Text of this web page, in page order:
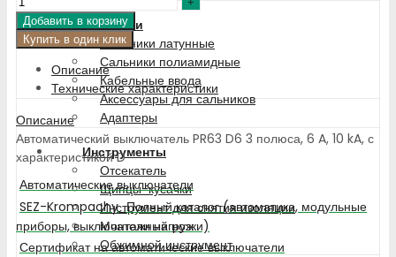
Сальники
Сальники латунные
Сальники полиамидные
Кабельные ввода
Аксессуары для сальников
Адаптеры
Инструменты
Отсекатель
Щипцы-кусачки
Инструмент для снятия изоляции
Монтажный нож
Обжимной инструмент
Добавить в корзину
Купить в один клик
Описание
Технические характеристики
Описание
Автоматический выключатель PR63 D6 3 полюса, 6 A, 10 kA, с
характеристикой D
Автоматические выключатели
SEZ-Krompachy_Полный каталог (автоматика, модульные
приборы, выключатели нагрузки)
Сертификат на автоматические выключатели